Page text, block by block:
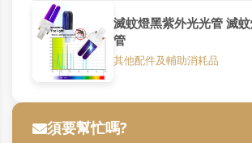
滅蚊燈黑紫外光光管 滅
管
其他配件及輔助消耗品
須要幫忙嗎?